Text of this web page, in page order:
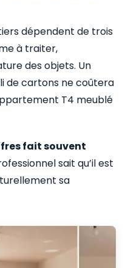
dépendent de trois
à traiter,
des objets. Un
de cartons ne coûtera
T4 meublé
fait souvent
sait qu’il est
sa